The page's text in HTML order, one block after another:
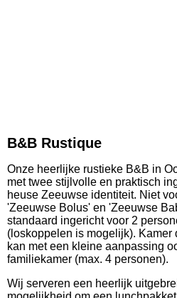
B&B Rustique
Onze heerlijke rustieke B&B in
met twee stijlvolle en praktisch
heuse Zeeuwse identiteit. Niet
'Zeeuwse Bolus' en 'Zeeuwse
standaard ingericht voor 2
(loskoppelen is mogelijk).
kan met een kleine aanpassing
familiekamer (max. 4 personen).
Wij serveren een heerlijk